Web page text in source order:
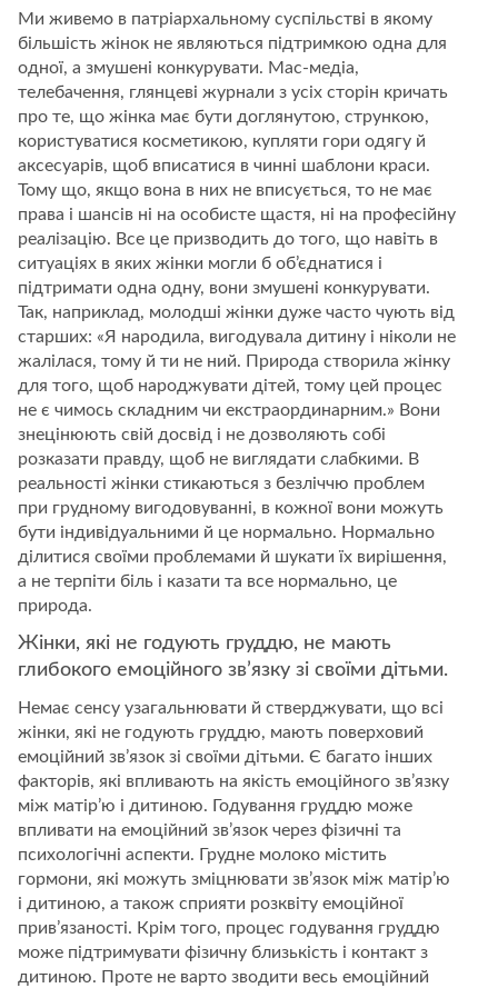
Ми живемо в патріархальному суспільстві в якому
більшість жінок не являються підтримкою одна для
одної, а змушені конкурувати. Мас-медіа,
телебачення, глянцеві журнали з усіх сторін кричать
про те, що жінка має бути доглянутою, стрункою,
користуватися косметикою, купляти гори одягу й
аксесуарів, щоб вписатися в чинні шаблони краси.
Тому що, якщо вона в них не вписується, то не має
права і шансів ні на особисте щастя, ні на професійну
реалізацію. Все це призводить до того, що навіть в
ситуаціях в яких жінки могли б об’єднатися і
підтримати одна одну, вони змушені конкурувати.
Так, наприклад, молодші жінки дуже часто чують від
старших: «Я народила, вигодувала дитину і ніколи не
жалілася, тому й ти не ний. Природа створила жінку
для того, щоб народжувати дітей, тому цей процес
не є чимось складним чи екстраординарним.» Вони
знецінюють свій досвід і не дозволяють собі
розказати правду, щоб не виглядати слабкими. В
реальності жінки стикаються з безліччю проблем
при грудному вигодовуванні, в кожної вони можуть
бути індивідуальними й це нормально. Нормально
ділитися своїми проблемами й шукати їх вирішення,
а не терпіти біль і казати та все нормально, це
природа.
Жінки, які не годують груддю, не мають
глибокого емоційного зв’язку зі своїми дітьми.
Немає сенсу узагальнювати й стверджувати, що всі
жінки, які не годують груддю, мають поверховий
емоційний зв’язок зі своїми дітьми. Є багато інших
факторів, які впливають на якість емоційного зв’язку
між матір’ю і дитиною. Годування груддю може
впливати на емоційний зв’язок через фізичні та
психологічні аспекти. Грудне молоко містить
гормони, які можуть зміцнювати зв’язок між матір’ю
і дитиною, а також сприяти розквіту емоційної
прив’язаності. Крім того, процес годування груддю
може підтримувати фізичну близькість і контакт з
дитиною. Проте не варто зводити весь емоційний